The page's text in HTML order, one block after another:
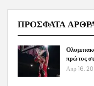
ΠΡΟΣΦΑΤΑ
πρώτος
Απρ 16,